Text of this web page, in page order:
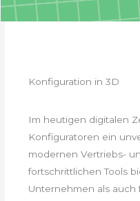
Konfiguration in 3D
Im heutigen digitalen
Konfiguratoren ein
modernen Vertriebs-
fortschrittlichen Tools
Unternehmen als